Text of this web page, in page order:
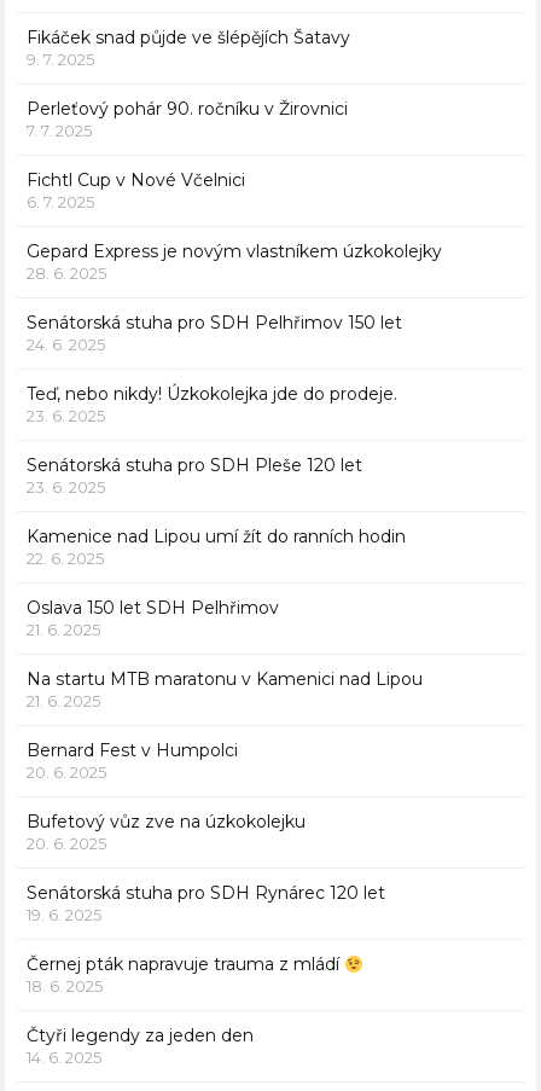
Fikáček snad půjde ve šlépějích Šatavy
9. 7. 2025
Perleťový pohár 90. ročníku v Žirovnici
7. 7. 2025
Fichtl Cup v Nové Včelnici
6. 7. 2025
Gepard Express je novým vlastníkem úzkokolejky
28. 6. 2025
Senátorská stuha pro SDH Pelhřimov 150 let
24. 6. 2025
Teď, nebo nikdy! Úzkokolejka jde do prodeje.
23. 6. 2025
Senátorská stuha pro SDH Pleše 120 let
23. 6. 2025
Kamenice nad Lipou umí žít do ranních hodin
22. 6. 2025
Oslava 150 let SDH Pelhřimov
21. 6. 2025
Na startu MTB maratonu v Kamenici nad Lipou
21. 6. 2025
Bernard Fest v Humpolci
20. 6. 2025
Bufetový vůz zve na úzkokolejku
20. 6. 2025
Senátorská stuha pro SDH Rynárec 120 let
19. 6. 2025
Černej pták napravuje trauma z mládí
18. 6. 2025
Čtyři legendy za jeden den
14. 6. 2025